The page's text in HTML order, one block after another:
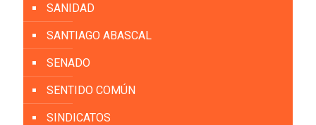
SANIDAD
SANTIAGO ABASCAL
SENADO
SENTIDO COMÚN
SINDICATOS